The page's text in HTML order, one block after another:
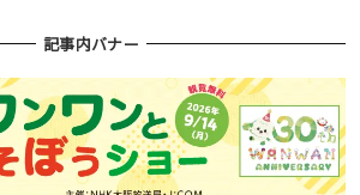
記事内バナー